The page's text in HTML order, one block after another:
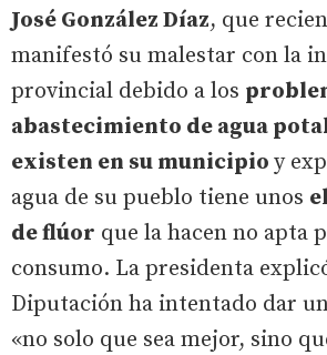
José González Díaz, que
manifestó su malestar con la
provincial debido a los
abastecimiento de agua
existen en su municipio y
agua de su pueblo tiene unos
de flúor que la hacen no apta
consumo. La presidenta
Diputación ha intentado dar
«no solo que sea mejor, sino